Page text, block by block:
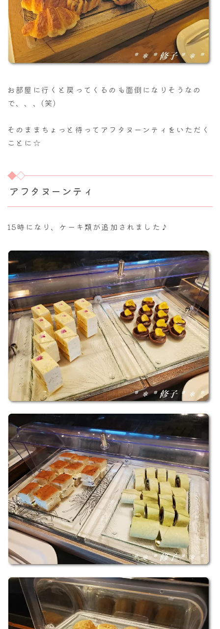
お部屋に行くと戻ってくるのも面倒になりそうなの
で、、、(笑)
そのままちょっと待ってアフタヌーンティをいただく
ことに☆
アフタヌーンティ
15時になり、ケーキ類が追加されました♪